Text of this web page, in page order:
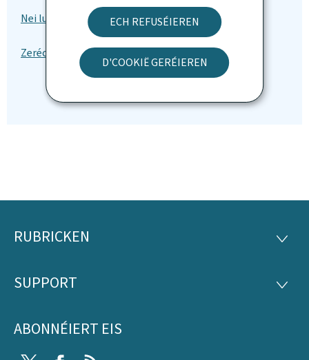
ECH REFUSÉIEREN
D'COOKIË GERÉIEREN
Fousszeil
RUBRICKEN
SUPPORT
ABONNÉIERT EIS